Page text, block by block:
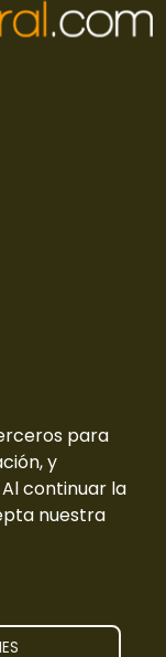
para
y
continuar la
nuestra